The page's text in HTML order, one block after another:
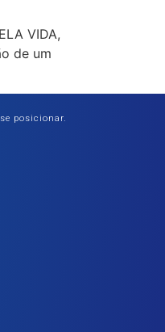
VIDA,
de um
posicionar.